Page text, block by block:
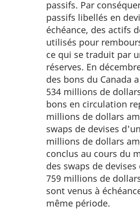
passifs. Par
passifs libellés en
échéance, des actifs
utilisés pour
ce qui se traduit par
réserves. En
des bons du Canada
534 millions de
bons en circulation
millions de dollars
swaps de devises
millions de dollars
conclus au cours du
des swaps de
759 millions de
sont venus à
même période.